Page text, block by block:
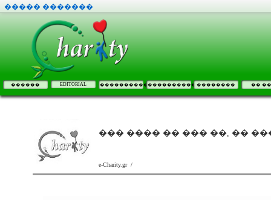
����� �������
������ EDITORIAL �������������������� �������� ��
��� ���� �� ��� ��, ��
e-Charity.gr /